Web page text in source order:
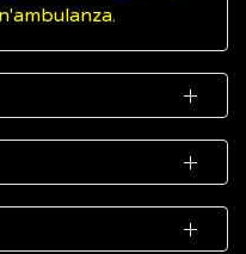
di Addison può
perché i
a quelli di molte
quando lo